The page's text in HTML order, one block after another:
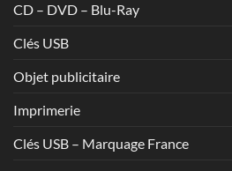
CD – DVD – Blu-Ray
Clés USB
Objet publicitaire
Imprimerie
Clés USB – Marquage France